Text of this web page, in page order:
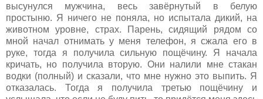
высунулся мужчина, весь завёрнутый в белую
простыню. Я ничего не поняла, но испытала дикий, на
животном уровне, страх. Парень, сидящий рядом со
мной начал отнимать у меня телефон, я сжала его в
руке, тогда я получила сильную пощёчину. Я начала
кричать, но получила вторую. Они налили мне стакан
водки (полный) и сказали, что мне нужно это выпить. Я
отказалась. Тогда я получила третью пощёчину и